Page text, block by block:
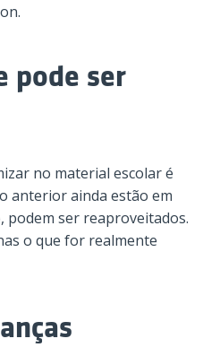
pode ser
no material escolar é
anterior ainda estão em
podem ser reaproveitados.
o que for realmente